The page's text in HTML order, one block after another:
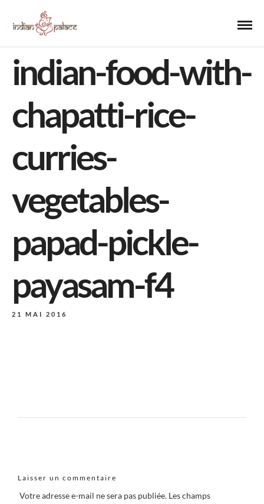
indian-food-with-
chapatti-rice-
curries-
vegetables-
papad-pickle-
payasam-f4
21 MAI 2016
Laisser un commentaire
Votre adresse e-mail ne sera pas publiée. Les champs